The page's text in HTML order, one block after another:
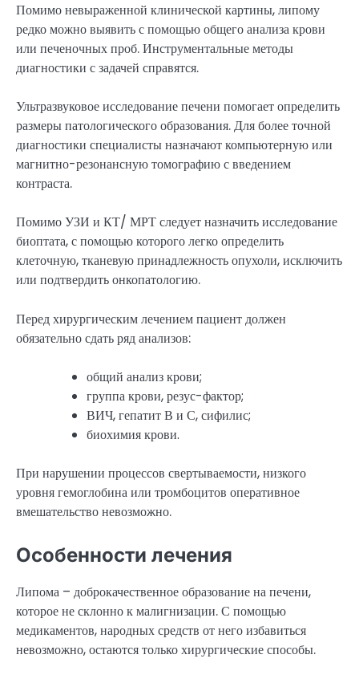
Помимо невыраженной клинической картины, липому
редко можно выявить с помощью общего анализа крови
или печеночных проб. Инструментальные методы
диагностики с задачей справятся.
Ультразвуковое исследование печени помогает определить
размеры патологического образования. Для более точной
диагностики специалисты назначают компьютерную или
магнитно-резонансную томографию с введением
контраста.
Помимо УЗИ и КТ/ МРТ следует назначить исследование
биоптата, с помощью которого легко определить
клеточную, тканевую принадлежность опухоли, исключить
или подтвердить онкопатологию.
Перед хирургическим лечением пациент должен
обязательно сдать ряд анализов:
общий анализ крови;
группа крови, резус-фактор;
ВИЧ, гепатит В и С, сифилис;
биохимия крови.
При нарушении процессов свертываемости, низкого
уровня гемоглобина или тромбоцитов оперативное
вмешательство невозможно.
Особенности лечения
Липома – доброкачественное образование на печени,
которое не склонно к малигнизации. С помощью
медикаментов, народных средств от него избавиться
невозможно, остаются только хирургические способы.